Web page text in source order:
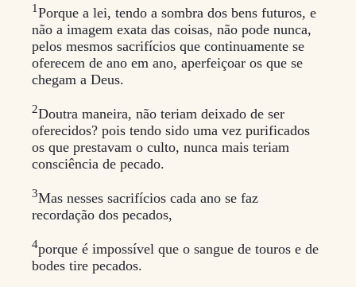
1Porque a lei, tendo a sombra dos bens futuros, e
não a imagem exata das coisas, não pode nunca,
pelos mesmos sacrifícios que continuamente se
oferecem de ano em ano, aperfeiçoar os que se
chegam a Deus.
2Doutra maneira, não teriam deixado de ser
oferecidos? pois tendo sido uma vez purificados
os que prestavam o culto, nunca mais teriam
consciência de pecado.
3Mas nesses sacrifícios cada ano se faz
recordação dos pecados,
4porque é impossível que o sangue de touros e de
bodes tire pecados.